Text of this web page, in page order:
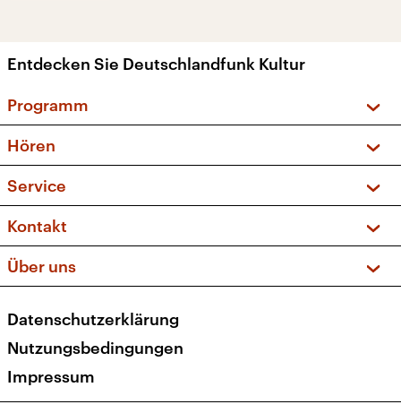
Entdecken Sie Deutschlandfunk Kultur
Programm
Sendungen und Podcasts
Musikliste
Kakadu – Das Kinderprogramm
Hören
Frequenzen (UKW + DAB+)
Service
FAQ
Apps
Newsletter
Veranstaltungen
Kontakt
Social Media
Über uns
Presse
Karriere
Transparenz
Datenschutzerklärung
Nutzungsbedingungen
Impressum